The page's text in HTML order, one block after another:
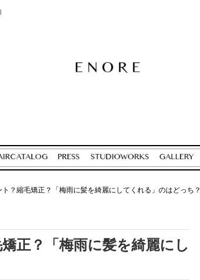
？縮毛矯正？「梅雨に髪を綺麗にしてくれる」のはどっち？
正？「梅雨に髪を綺麗にし